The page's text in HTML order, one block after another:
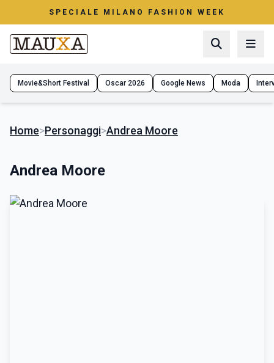
SPECIALE MILANO FASHION WEEK
Movie&Short Festival Oscar 2026 Google News Moda
Home>Personaggi>Andrea Moore
Andrea Moore